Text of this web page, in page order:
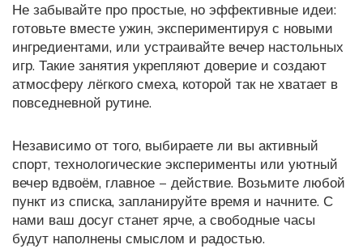
Не забывайте про простые, но эффективные идеи:
готовьте вместе ужин, экспериментируя с новыми
ингредиентами, или устраивайте вечер настольных
игр. Такие занятия укрепляют доверие и создают
атмосферу лёгкого смеха, которой так не хватает в
повседневной рутине.
Независимо от того, выбираете ли вы активный
спорт, технологические эксперименты или уютный
вечер вдвоём, главное – действие. Возьмите любой
пункт из списка, запланируйте время и начните. С
нами ваш досуг станет ярче, а свободные часы
будут наполнены смыслом и радостью.